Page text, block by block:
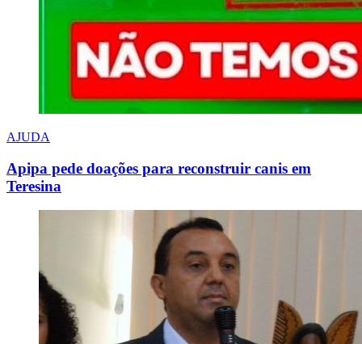
AJUDA
Apipa pede doações para reconstruir canis em
Teresina